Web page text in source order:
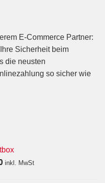
E-Commerce Partner:
Sicherheit beim
die neusten
so sicher wie
Aktueller
inkl. MwSt